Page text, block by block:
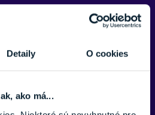
Detaily O cookies
ako má...